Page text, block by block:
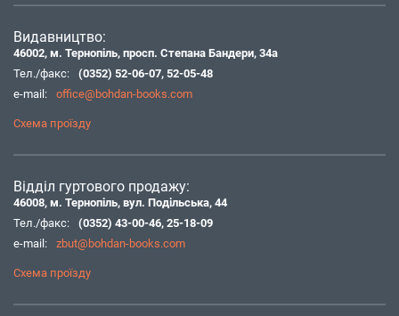
Видавництво:
46002, м. Тернопіль, просп. Степана Бандери, 34а
Тел./факс:
(0352) 52-06-07, 52-05-48
e-mail:
office@bohdan-books.com
Схема проїзду
Відділ гуртового продажу:
46008, м. Тернопіль, вул. Подільська, 44
Тел./факс:
(0352) 43-00-46, 25-18-09
e-mail:
zbut@bohdan-books.com
Схема проїзду